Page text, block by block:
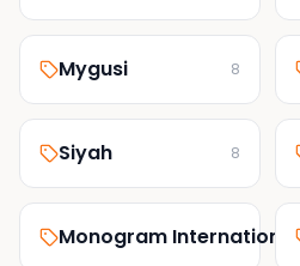
Mygusi 8
Siyah 8
Monogram International